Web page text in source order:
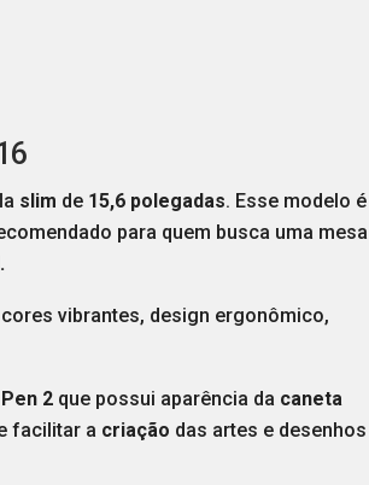
slim de 15,6 polegadas. Esse modelo é
para quem busca uma mesa
vibrantes, design ergonômico,
2 que possui aparência da caneta
facilitar a criação das artes e desenhos